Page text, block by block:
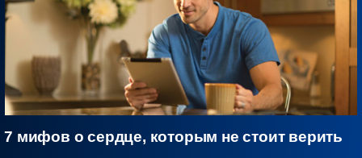
7 мифов о сердце, которым не стоит верить